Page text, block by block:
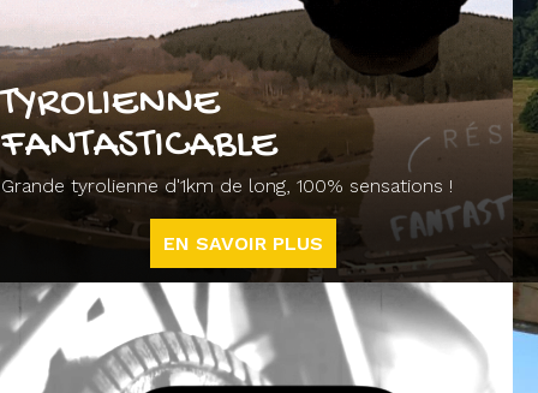
TYROLIENNE
FANTASTICABLE
Grande tyrolienne d'1km de long, 100% sensations !
EN SAVOIR PLUS